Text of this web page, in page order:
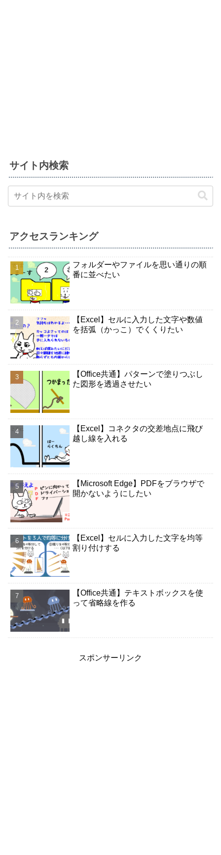
サイト内検索
アクセスランキング
フォルダーやファイルを思い通りの順
番に並べたい
【Excel】セルに入力した文字や数値
を括弧（かっこ）でくくりたい
【Office共通】パターンで塗りつぶし
た図形を透過させたい
【Excel】コネクタの交差地点に飛び
越し線を入れる
【Microsoft Edge】PDFをブラウザで
開かないようにしたい
【Excel】セルに入力した文字を均等
割り付けする
【Office共通】テキストボックスを使
って省略線を作る
スポンサーリンク